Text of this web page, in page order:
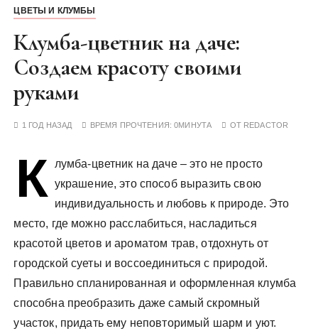
ЦВЕТЫ И КЛУМБЫ
Клумба-цветник на даче:
Создаем красоту своими
руками
1 ГОД НАЗАД ВРЕМЯ ПРОЧТЕНИЯ:0МИНУТА ОТ REDACTOR
К
лумба-цветник на даче – это не просто
украшение, это способ выразить свою
индивидуальность и любовь к природе. Это
место, где можно расслабиться, насладиться
красотой цветов и ароматом трав, отдохнуть от
городской суеты и воссоединиться с природой.
Правильно спланированная и оформленная клумба
способна преобразить даже самый скромный
участок, придать ему неповторимый шарм и уют.